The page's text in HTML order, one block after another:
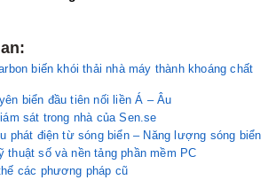
biến khói thải nhà máy thành khoáng chất
biển đầu tiên nối liền Á – Âu
sát trong nhà của Sen.se
phát điện từ sóng biển – Năng lượng sóng biển
thuật số và nền tảng phần mềm PC
các phương pháp cũ